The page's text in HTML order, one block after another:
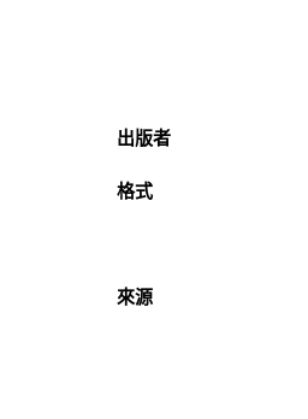
出版者
格式
來源